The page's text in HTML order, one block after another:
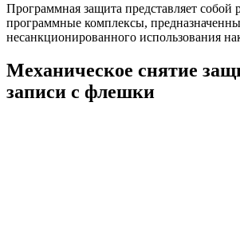
Программная защита представляет собой
программные комплексы,
несанкционированного использования
Механическое снятие
записи с флешки